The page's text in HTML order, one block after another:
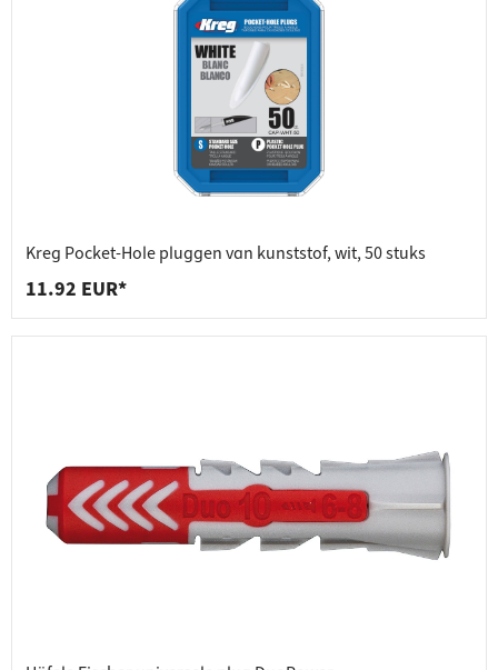
Kreg Pocket-Hole pluggen van kunststof, wit, 50 stuks
11.92 EUR*